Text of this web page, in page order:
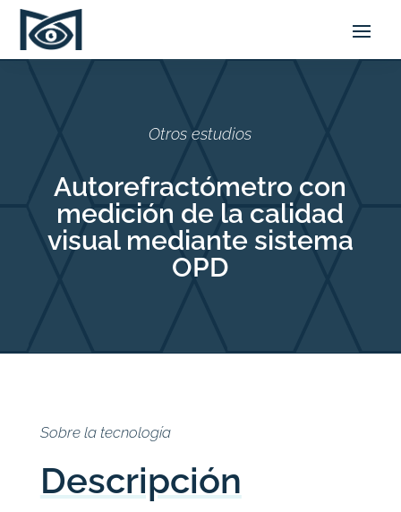
Otros estudios
Autorefractómetro con
medición de la calidad
visual mediante sistema
OPD
Sobre la tecnología
Descripción